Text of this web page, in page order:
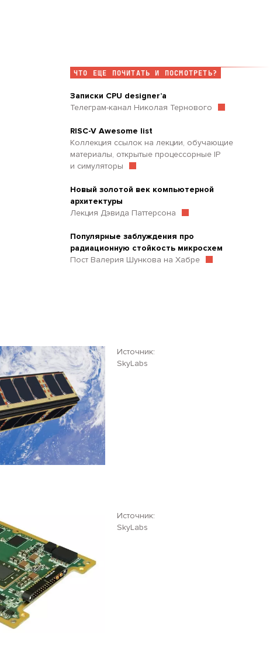
ЧТО ЕЩЕ ПОЧИТАТЬ И ПОСМОТРЕТЬ?
Записки CPU designer’a
Телеграм-канал Николая Тернового
RISC-V Awesome list
Коллекция ссылок на лекции, обучающие
материалы, открытые процессорные IP
и симуляторы
Новый золотой век компьютерной
архитектуры
Лекция Дэвида Паттерсона
Популярные заблуждения про
радиационную стойкость микросхем
Пост Валерия Шункова на Хабре
Источник:
SkyLabs
Источник:
SkyLabs